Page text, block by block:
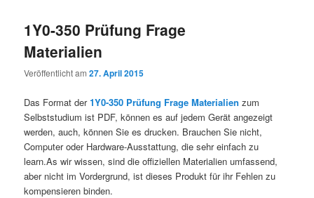
1Y0-350 Prüfung Frage
Materialien
Veröffentlicht am27. April 2015
Das Format der1Y0-350 Prüfung Frage Materialien zum
Selbststudium ist PDF, können es auf jedem Gerät angezeigt
werden, auch, können Sie es drucken. Brauchen Sie nicht,
Computer oder Hardware-Ausstattung, die sehr einfach zu
learn.As wir wissen, sind die offiziellen Materialien umfassend,
aber nicht im Vordergrund, ist dieses Produkt für ihr Fehlen zu
kompensieren binden.